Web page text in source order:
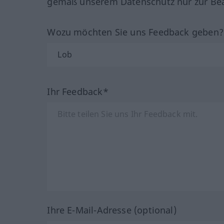
Wozu möchten Sie uns Feedback
Ihr Feedback*
Ihre E-Mail-Adresse (optional)